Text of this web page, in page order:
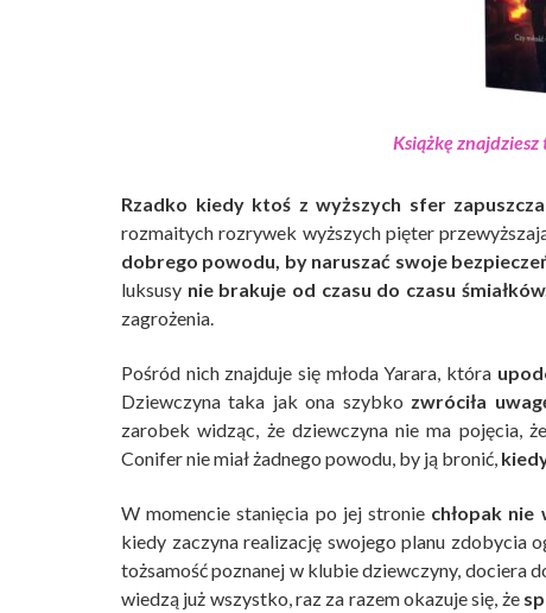
Książkę
Rzadko kiedy ktoś z wyższych sfer
rozmaitych rozrywek wyższych pięter
dobrego powodu, by naruszać swoje
luksusy nie brakuje od czasu do czasu
zagrożenia.
Pośród nich znajduje się młoda Yarara, która
Dziewczyna taka jak ona szybko zwróciła
zarobek widząc, że dziewczyna nie ma pojęcia,
Conifer nie miał żadnego powodu, by ją bronić,
W momencie stanięcia po jej stroniechłopak nie
kiedy zaczyna realizację swojego planu zdobycia
tożsamość poznanej w klubie dziewczyny, dociera
wiedzą już wszystko, raz za razem okazuje się, że